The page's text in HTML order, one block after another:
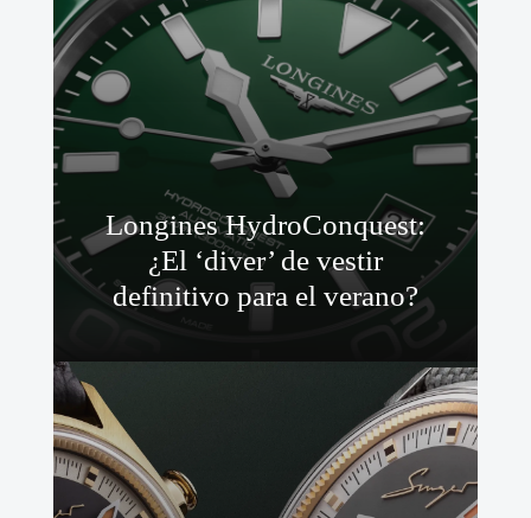
Longines HydroConquest:
¿El ‘diver’ de vestir
definitivo para el verano?